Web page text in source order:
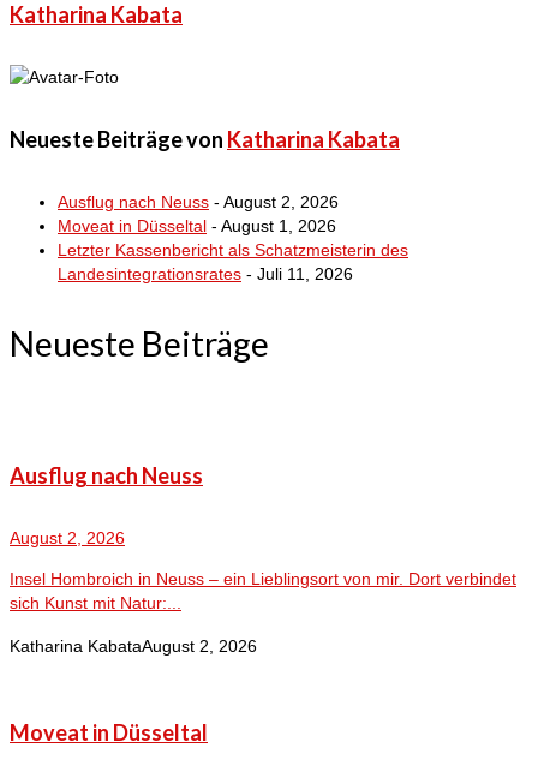
Katharina Kabata
Neueste Beiträge von Katharina Kabata
Ausflug nach Neuss - August 2, 2026
Moveat in Düsseltal - August 1, 2026
Letzter Kassenbericht als Schatzmeisterin des
Landesintegrationsrates - Juli 11, 2026
Neueste Beiträge
Ausflug nach Neuss
August 2, 2026
Insel Hombroich in Neuss – ein Lieblingsort von mir. Dort verbindet
sich Kunst mit Natur:...
Katharina KabataAugust 2, 2026
Moveat in Düsseltal